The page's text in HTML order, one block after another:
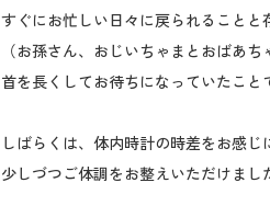
すぐにお忙しい日々に戻られることと
（お孫さん、おじいちゃまとおばあち
首を長くしてお待ちになっていたこと
しばらくは、体内時計の時差をお感じ
少しづつご体調をお整えいただけまし